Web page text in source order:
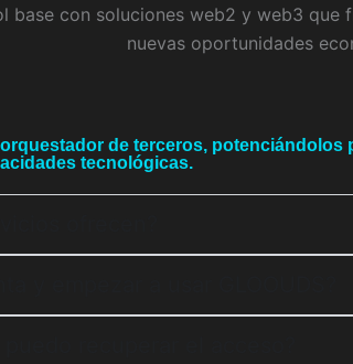
base con soluciones web2 y web3
nuevas oportunidades
de terceros,
tecnológicas.